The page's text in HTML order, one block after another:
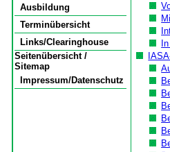
Ausbildung
Terminübersicht
Links/Clearinghouse
Seitenübersicht /
Sitemap
Impressum/Datenschutz